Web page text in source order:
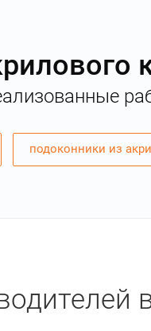
подоконники из